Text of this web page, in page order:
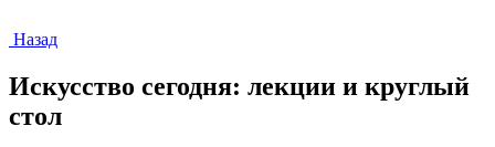
Назад
Искусство сегодня: лекции и круглый
стол